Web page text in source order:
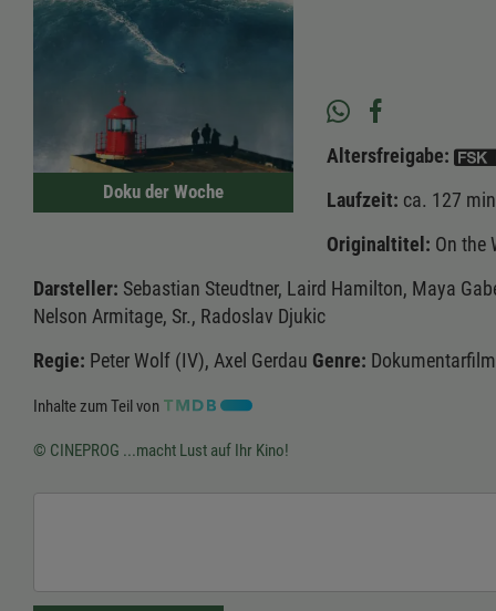
Doku der Woche
Altersfreigabe:
Laufzeit: ca. 127
Originaltitel: On the
Darsteller: Sebastian Steudtner, Laird Hamilton, Maya
Nelson Armitage, Sr., Radoslav Djukic
Regie: Peter Wolf (IV), Axel Gerdau Genre: Dokumentarfilm
Inhalte zum Teil von
© CINEPROG ...macht Lust auf Ihr Kino!